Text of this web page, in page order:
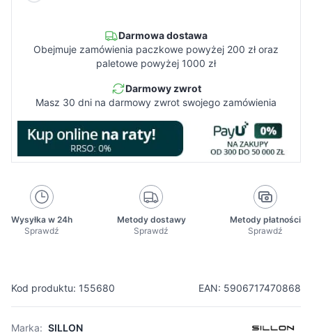
Kod produktu: 155680 EAN: 5906717470868
Marka: SILLON
Darmowa dostawa
Obejmuje zamówienia paczkowe powyżej 200 zł oraz
paletowe powyżej 1000 zł
Darmowy zwrot
Masz 30 dni na darmowy zwrot swojego zamówienia
Wysyłka w 24h
Sprawdź
Metody dostawy
Sprawdź
Metody płatności
Sprawdź